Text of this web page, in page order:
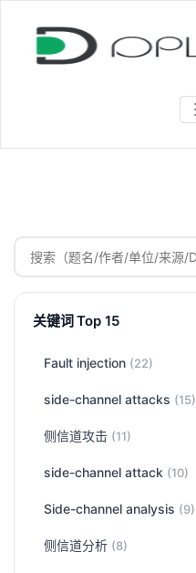
关键词 Top 15
Fault injection (22)
side-channel attacks (15)
侧信道攻击 (11)
side-channel attack (10)
Side-channel analysis (9)
侧信道分析 (8)